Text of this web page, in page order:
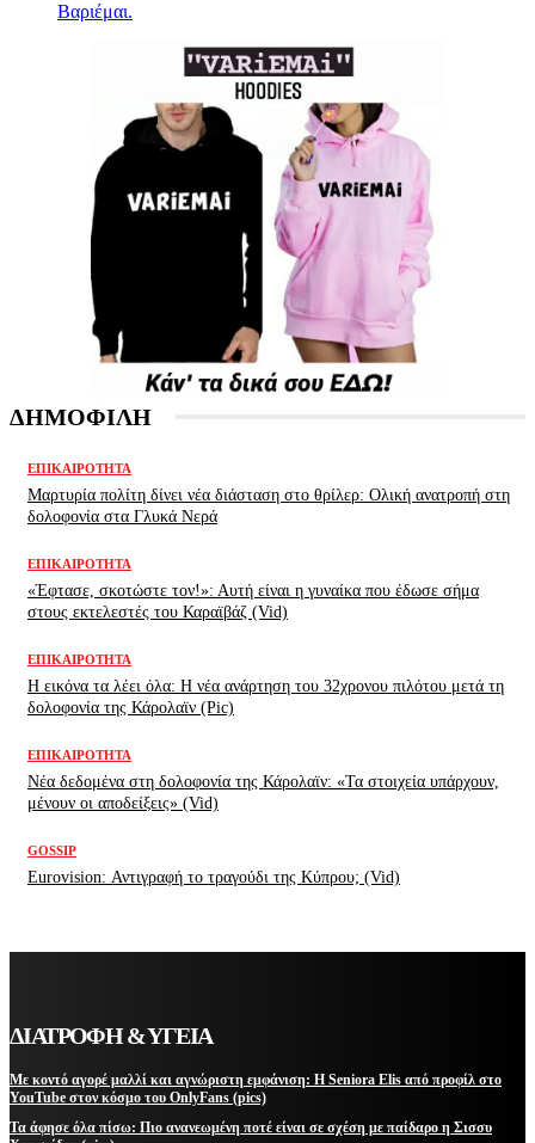
Βαριέμαι.
ΔΗΜΟΦΙΛΗ
ΕΠΙΚΑΙΡΌΤΗΤΑ
Μαρτυρία πολίτη δίνει νέα διάσταση στο θρίλερ: Ολική ανατροπή στη
δολοφονία στα Γλυκά Νερά
ΕΠΙΚΑΙΡΌΤΗΤΑ
«Έφτασε, σκοτώστε τον!»: Αυτή είναι η γυναίκα που έδωσε σήμα
στους εκτελεστές του Καραϊβάζ (Vid)
ΕΠΙΚΑΙΡΌΤΗΤΑ
H εικόνα τα λέει όλα: H νέα ανάρτηση του 32χρονου πιλότου μετά τη
δολοφονία της Κάρολαϊν (Pic)
ΕΠΙΚΑΙΡΌΤΗΤΑ
Νέα δεδομένα στη δολοφονία της Κάρολαϊν: «Τα στοιχεία υπάρχουν,
μένουν οι αποδείξεις» (Vid)
GOSSIP
Eurovision: Αντιγραφή το τραγούδι της Κύπρου; (Vid)
ΔΙΑΤΡΟΦΗ & ΥΓΕΙΑ
Με κοντό αγορέ μαλλί και αγνώριστη εμφάνιση: Η Seniora Elis από προφίλ στο
YouTube στον κόσμο του OnlyFans (pics)
Τα άφησε όλα πίσω: Πιο ανανεωμένη ποτέ είναι σε σχέση με παίδαρο η Σισσυ